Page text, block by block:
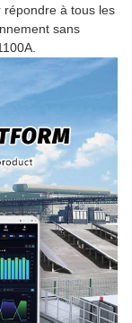
répondre à tous les
sans